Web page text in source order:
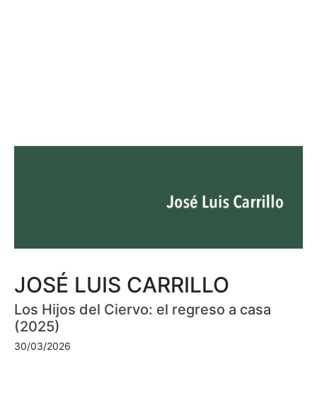
JOSÉ LUIS CARRILLO
Los Hijos del Ciervo: el regreso a casa
(2025)
30/03/2026